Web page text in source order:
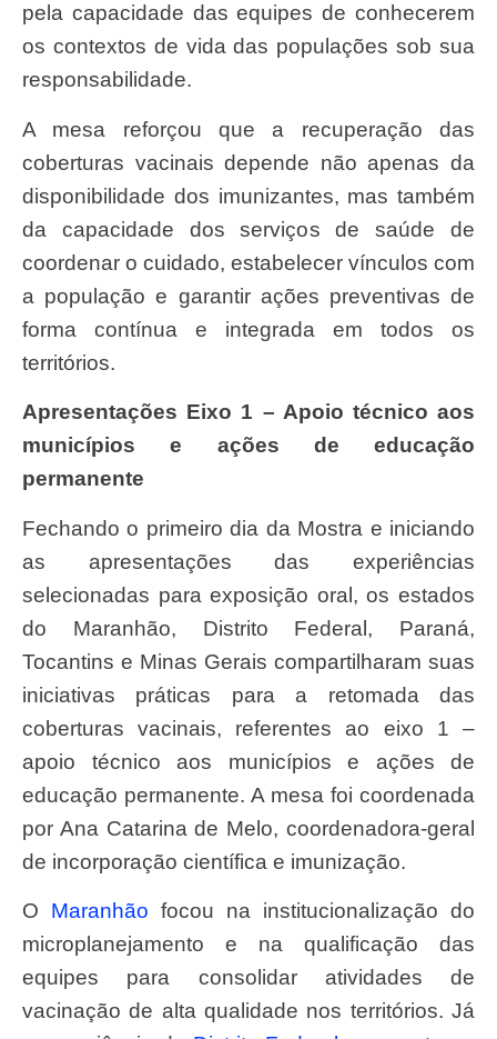
pela capacidade das equipes de conhecerem
os contextos de vida das populações sob sua
responsabilidade.
A mesa reforçou que a recuperação das
coberturas vacinais depende não apenas da
disponibilidade dos imunizantes, mas também
da capacidade dos serviços de saúde de
coordenar o cuidado, estabelecer vínculos com
a população e garantir ações preventivas de
forma contínua e integrada em todos os
territórios.
Apresentações Eixo 1 – Apoio técnico aos
municípios e ações de educação
permanente
Fechando o primeiro dia da Mostra e iniciando
as apresentações das experiências
selecionadas para exposição oral, os estados
do Maranhão, Distrito Federal, Paraná,
Tocantins e Minas Gerais compartilharam suas
iniciativas práticas para a retomada das
coberturas vacinais, referentes ao eixo 1 –
apoio técnico aos municípios e ações de
educação permanente. A mesa foi coordenada
por Ana Catarina de Melo, coordenadora-geral
de incorporação científica e imunização.
Maranhão focou na institucionalização do
microplanejamento e na qualificação das
equipes para consolidar atividades de
vacinação de alta qualidade nos territórios. Já